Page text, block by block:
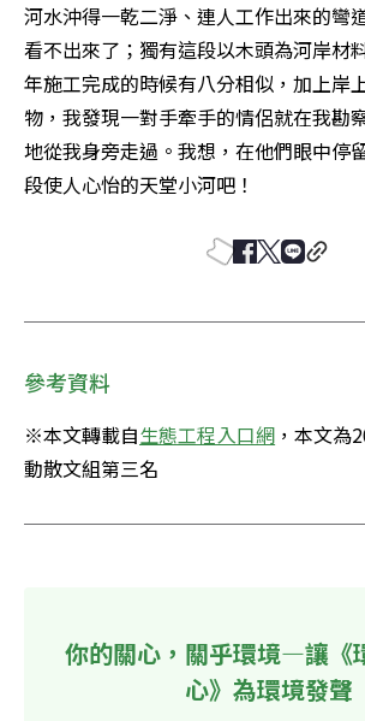
河水沖得一乾二淨、連人工作出來的彎
看不出來了；獨有這段以木頭為河岸材
年施工完成的時候有八分相似，加上岸
物，我發現一對手牽手的情侶就在我勘
地從我身旁走過。我想，在他們眼中停
段使人心怡的天堂小河吧！
參考資料
※本文轉載自生態工程入口網 ，本文為
動散文組第三名
你的關心，關乎環境—讓《
心》為環境發聲